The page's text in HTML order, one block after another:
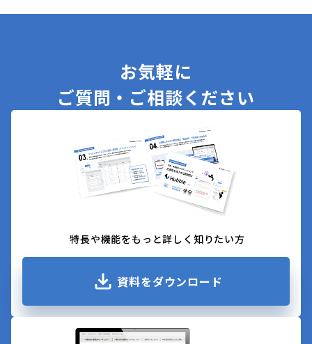
お気軽に
ご質問・ご相談ください
特長や機能をもっと詳しく知りたい方
資料をダウンロード